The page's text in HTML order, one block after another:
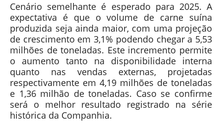
Cenário semelhante é esperado para 2025. A
expectativa é que o volume de carne suína
produzida seja ainda maior, com uma projeção
de crescimento em 3,1% podendo chegar a 5,53
milhões de toneladas. Este incremento permite
o aumento tanto na disponibilidade interna
quanto nas vendas externas, projetadas
respectivamente em 4,19 milhões de toneladas
e 1,36 milhão de toneladas. Caso se confirme
será o melhor resultado registrado na série
histórica da Companhia.